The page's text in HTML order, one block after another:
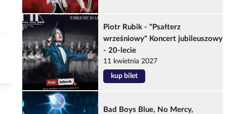
Piotr Rubik - "Psałterz
wrześniowy" Koncert jubileuszowy
- 20-lecie
11 kwietnia 2027
kup bilet
Bad Boys Blue, No Mercy,